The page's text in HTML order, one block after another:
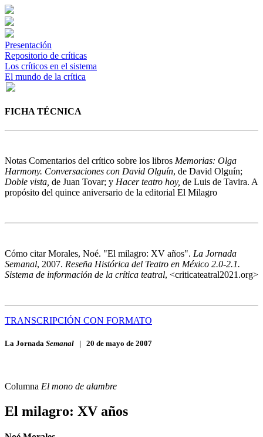
Presentación
Repositorio de críticas
Los críticos en el sistema
El mundo de la crítica
FICHA TÉCNICA
Notas Comentarios del crítico sobre los libros Memorias: Olga
Harmony. Conversaciones con David Olguín, de David Olguín;
Doble vista, de Juan Tovar; y Hacer teatro hoy, de Luis de Tavira. A
propósito del quince aniversario de la editorial El Milagro
Cómo citarMorales, Noé. "El milagro: XV años". La Jornada
Semanal, 2007. Reseña Histórica del Teatro en México 2.0-2.1.
Sistema de información de la crítica teatral, <criticateatral2021.org>
TRANSCRIPCIÓN CON FORMATO
La Jornada Semanal | 20 de mayo de 2007
Columna El mono de alambre
El milagro: XV años